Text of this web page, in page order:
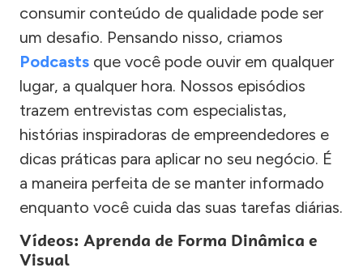
consumir conteúdo de qualidade pode ser
um desafio. Pensando nisso, criamos
Podcasts que você pode ouvir em qualquer
lugar, a qualquer hora. Nossos episódios
trazem entrevistas com especialistas,
histórias inspiradoras de empreendedores e
dicas práticas para aplicar no seu negócio. É
a maneira perfeita de se manter informado
enquanto você cuida das suas tarefas diárias.
Vídeos: Aprenda de Forma Dinâmica e
Visual